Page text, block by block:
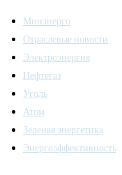
Минэнерго
Отраслевые новости
Электроэнергия
Нефтегаз
Уголь
Атом
Зеленая энергетика
Энергоэффективность